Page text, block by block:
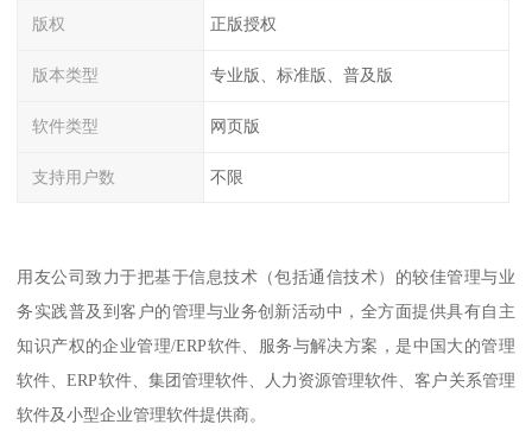
版权 正版授权
版本类型 专业版、标准版、普及版
软件类型 网页版
支持用户数 不限
用友公司致力于把基于信息技术（包括通信技术）的较佳管理与业
务实践普及到客户的管理与业务创新活动中，全方面提供具有自主
知识产权的企业管理/ERP软件、服务与解决方案，是中国大的管理
软件、ERP软件、集团管理软件、人力资源管理软件、客户关系管理
软件及小型企业管理软件提供商。